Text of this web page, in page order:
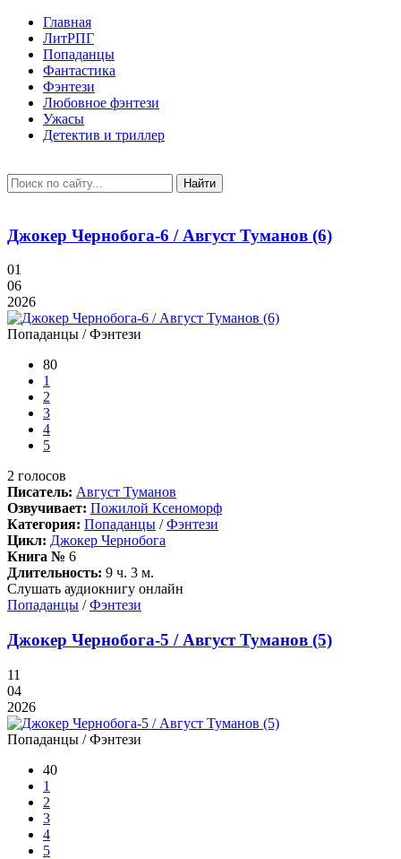
Главная
ЛитРПГ
Попаданцы
Фантастика
Фэнтези
Любовное фэнтези
Ужасы
Детектив и триллер
Найти
Джокер Чернобога-6 / Август Туманов (6)
01
06
2026
Попаданцы / Фэнтези
80
1
2
3
4
5
2 голосов
Писатель: Август Туманов
Озвучивает: Пожилой Ксеноморф
Категория: Попаданцы /Фэнтези
Цикл: Джокер Чернобога
Книга № 6
Длительность: 9 ч. 3 м.
Слушать аудиокнигу онлайн
Попаданцы /Фэнтези
Джокер Чернобога-5 / Август Туманов (5)
11
04
2026
Попаданцы / Фэнтези
40
1
2
3
4
5